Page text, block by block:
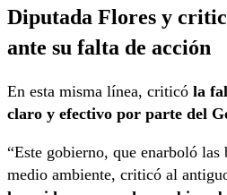
Diputada Flores y
ante su falta de acción
En esta misma línea, criticó la
claro y efectivo por parte del
“Este gobierno, que enarboló las
medio ambiente, criticó al